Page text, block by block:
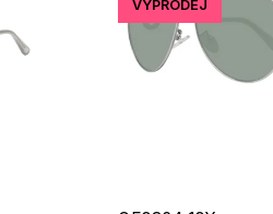
VÝPRODEJ